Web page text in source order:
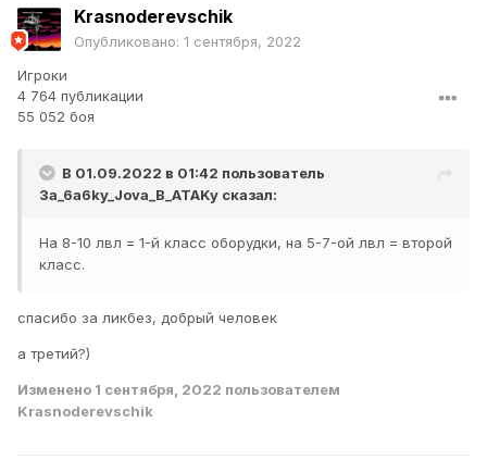
Krasnoderevschik
Опубликовано: 1 сентября, 2022
Игроки
4 764 публикации
55 052 боя
В 01.09.2022 в 01:42 пользователь
3a_6a6ky_Jova_B_ATAKy сказал:
На 8-10 лвл = 1-й класс оборудки, на 5-7-ой лвл = второй
класс.
спасибо за ликбез, добрый человек
а третий?)
Изменено 1 сентября, 2022 пользователем
Krasnoderevschik